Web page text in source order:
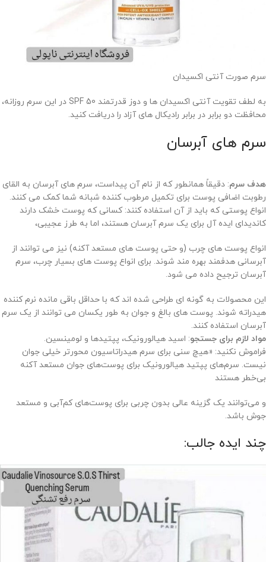
سرم صورت آنتی اکسیدان
به لطف تقویت آنتی اکسیدان ها و دوز قدرتمند SPF 50 در این سرم روزانه،
محافظت دو برابر در برابر رادیکال های آزاد را دریافت کنید.
سرم های آبرسان
هدف سرم: دقیقاً همانطور که از نام آن پیداست، سرم های آبرسان به القای
رطوبت اضافی پوست برای تکمیل مرطوب کننده شبانه شما کمک می کنند.
انواع پوستی که باید از آن استفاده کنند: کسانی که پوست خشک دارند
کاندیدای ایده آل برای یک سرم آبرسان هستند، اما به طرز عجیبی،
انواع پوست های چرب (و حتی پوست های مستعد آکنه) نیز می توانند از
آبرسانی هدفمند بهره مند شوند. برای انواع پوست های بسیار چرب، سرم
آبرسان ترجیح داده می شود.
این محصولات به گونه ای طراحی شده اند که با حداقل باقی مانده نرم کننده
هیدراته شوند. پوست های بالغ و جوان به طور یکسان می توانند از یک سرم
آبرسان استفاده کنند.
مواد لازم برای جستجو: اسید هیالورونیک، پپتیدها و لومینسین.
فراموش نکنید: «هیچ سنی برای سرم هیدراتاسیون محورتر خیلی جوان
نیست. سرم‌های پپتید هیالورونیک برای پوست‌های جوان مستعد آکنه
بی‌خطر هستند
و می‌توانند یک گزینه عالی بدون چربی برای پوست‌های کم‌آبی و مستعد
جوش باشد.
چند ایده جالب: